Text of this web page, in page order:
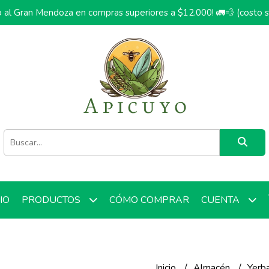
al Gran Mendoza en compras superiores a $12.000! 🚛💨 (costo
PRODUCTOS CÓMO COMPRAR CUENTA